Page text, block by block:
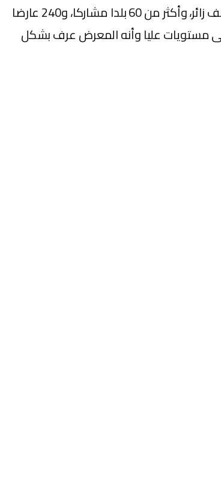
وبلغت النسخة الأخيرة من معرض الفلاحة، وفق الشامي، 850 ألف زائر، في حين ترتقب الدورة الخامسة عشر أن تستقبل 900 ألف زائر، وأكثر من 60 بلدا مشاركا، و240 عارضا
مستويات عليا وأنه المعرض عرف بشكل